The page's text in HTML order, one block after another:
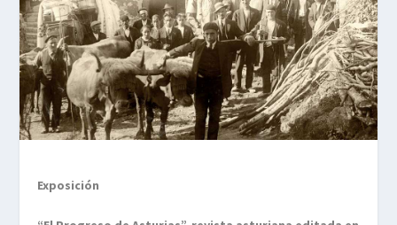
Exposición